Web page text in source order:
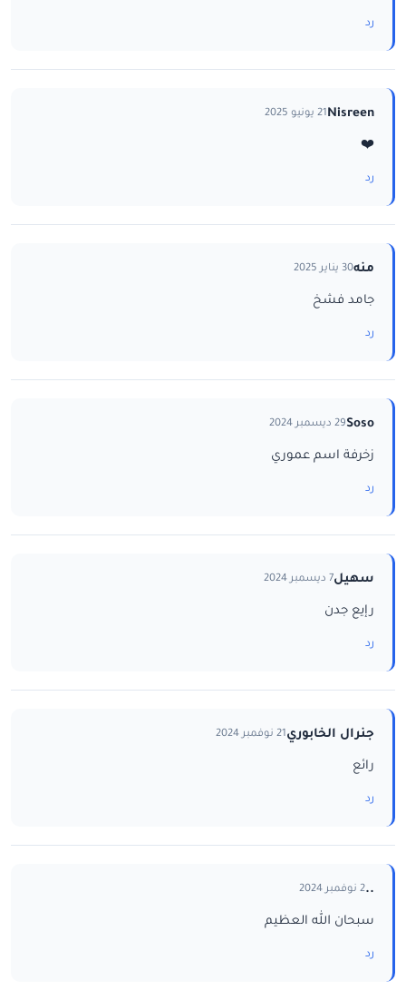
رد
Nisreen21 يونيو 2025
❤️
رد
منه30 يناير 2025
جامد فشخ
رد
Soso29 ديسمبر 2024
زخرفة اسم عموري
رد
سهيل7 ديسمبر 2024
رإيع جدن
رد
جنرال الخابوري21 نوفمبر 2024
رائع
رد
..2 نوفمبر 2024
سبحان الله العظيم
رد